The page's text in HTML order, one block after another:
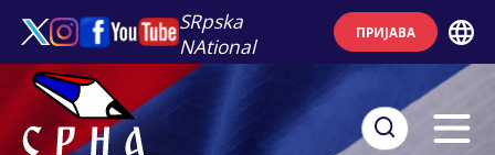
SRpska
NAtional
ПРИЈАВА